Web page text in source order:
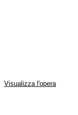
Visualizza l'opera